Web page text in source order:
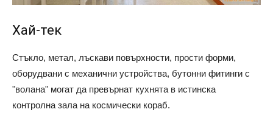
Хай-тек
Стъкло, метал, лъскави повърхности, прости форми,
оборудвани с механични устройства, бутонни фитинги с
"волана" могат да превърнат кухнята в истинска
контролна зала на космически кораб.